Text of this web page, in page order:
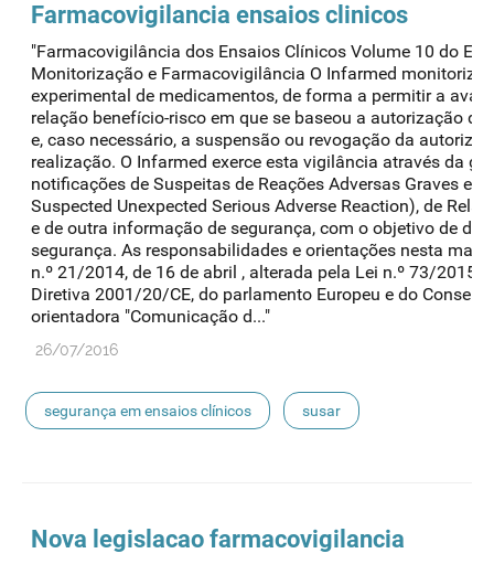
Farmacovigilancia ensaios clinicos
"Farmacovigilância dos Ensaios Clínicos Volume 10 do
Monitorização e Farmacovigilância O Infarmed monitoriza
experimental de medicamentos, de forma a permitir a
relação benefício-risco em que se baseou a autorização
e, caso necessário, a suspensão ou revogação da
realização. O Infarmed exerce esta vigilância através da
notificações de Suspeitas de Reações Adversas Graves e
Suspected Unexpected Serious Adverse Reaction), de
e de outra informação de segurança, com o objetivo de
segurança. As responsabilidades e orientações nesta
n.º 21/2014, de 16 de abril , alterada pela Lei n.º 73/2015
Diretiva 2001/20/CE, do parlamento Europeu e do
orientadora "Comunicação d..."
26/07/2016
segurança em ensaios clínicos susar
Nova legislacao farmacovigilancia